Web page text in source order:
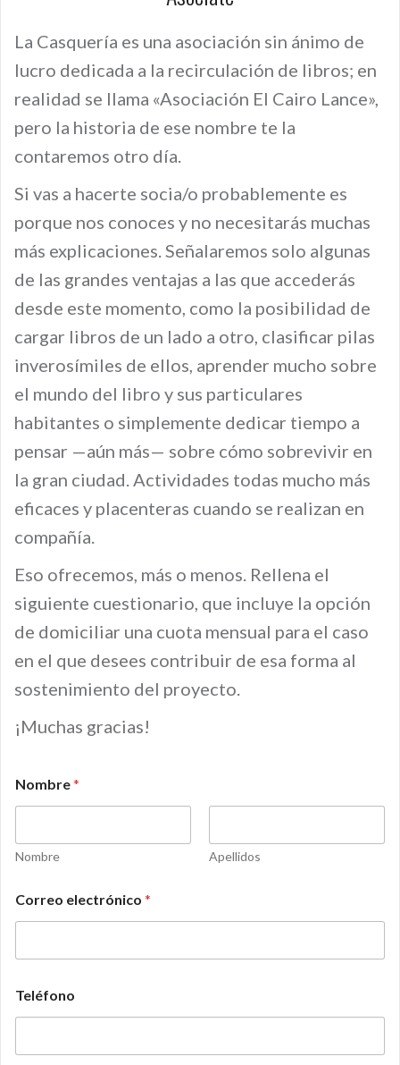
La Casquería es una asociación sin ánimo de
lucro dedicada a la recirculación de libros; en
realidad se llama «Asociación El Cairo Lance»,
pero la historia de ese nombre te la
contaremos otro día.
Si vas a hacerte socia/o probablemente es
porque nos conoces y no necesitarás muchas
más explicaciones. Señalaremos solo algunas
de las grandes ventajas a las que accederás
desde este momento, como la posibilidad de
cargar libros de un lado a otro, clasificar pilas
inverosímiles de ellos, aprender mucho sobre
el mundo del libro y sus particulares
habitantes o simplemente dedicar tiempo a
pensar —aún más— sobre cómo sobrevivir en
la gran ciudad. Actividades todas mucho más
eficaces y placenteras cuando se realizan en
compañía.
Eso ofrecemos, más o menos. Rellena el
siguiente cuestionario, que incluye la opción
de domiciliar una cuota mensual para el caso
en el que desees contribuir de esa forma al
sostenimiento del proyecto.
¡Muchas gracias!
Nombre*
Nombre Apellidos
Correo electrónico *
Teléfono